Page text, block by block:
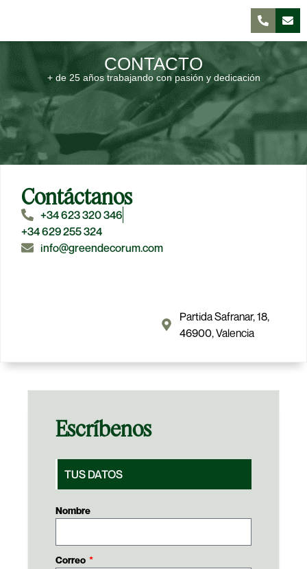
CONTACTO
+ de 25 años trabajando con pasión y dedicación
Contáctanos
+34 623 320 346
+34 629 255 324
info@greendecorum.com
Partida Safranar, 18,
46900, Valencia
Escríbenos
TUS DATOS
Nombre
Correo